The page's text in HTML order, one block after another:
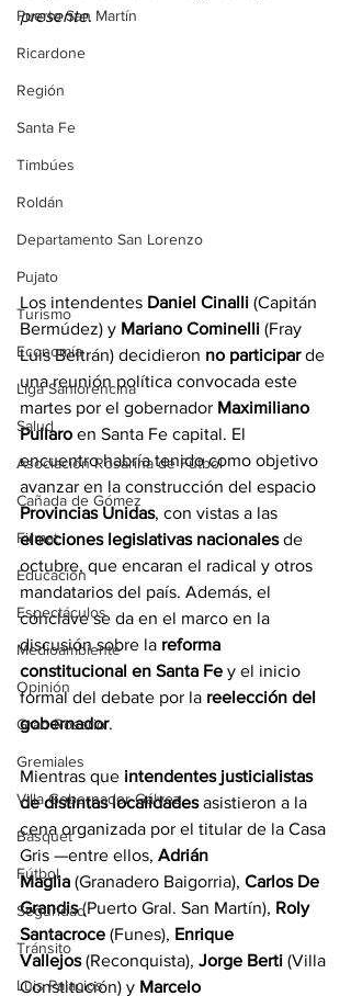
Puerto San Martín
Ricardone
Región
Santa Fe
Timbúes
Roldán
Departamento San Lorenzo
Pujato
Turismo
Economía
Liga Sanlorencina
Salud
Asociación Rosarina de Fútbol
Cañada de Gómez
Firmat
Educación
Espectáculos
Medioambiente
Opinión
Gran Rosario
Gremiales
Villa Gobernador Gálvez
Básquet
Fútbol
Seguridad
Tránsito
Luis Palacios
presente.
Los intendentes Daniel Cinalli (Capitán
Bermúdez) y Mariano Cominelli (Fray
Luis Beltrán) decidieron no participar de
una reunión política convocada este
martes por el gobernador Maximiliano
Pullaro en Santa Fe capital. El
encuentro habría tenido como objetivo
avanzar en la construcción del espacio
Provincias Unidas, con vistas a las
elecciones legislativas nacionales de
octubre, que encaran el radical y otros
mandatarios del país. Además, el
cónclave se da en el marco en la
discusión sobre la reforma
constitucional en Santa Fe y el inicio
formal del debate por la reelección del
gobernador.
Mientras que intendentes justicialistas
de distintas localidades asistieron a la
cena organizada por el titular de la Casa
Gris —entre ellos, Adrián
Maglia (Granadero Baigorria), Carlos De
Grandis (Puerto Gral. San Martín), Roly
Santacroce (Funes), Enrique
Vallejos (Reconquista), Jorge Berti (Villa
Constitución) y Marcelo